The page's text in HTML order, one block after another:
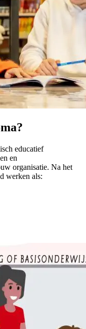
educatief
en
organisatie. Na het
werken als: